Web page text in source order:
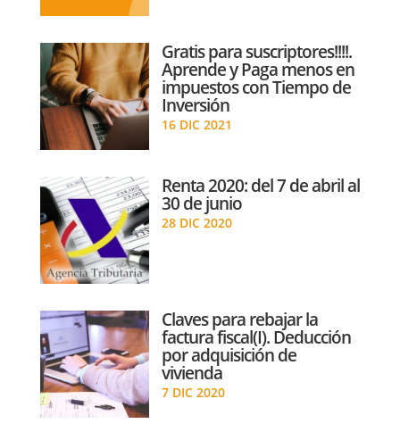
Gratis para suscriptores!!!!.
Aprende y Paga menos en
impuestos con Tiempo de
Inversión
16 DIC 2021
Renta 2020: del 7 de abril al
30 de junio
28 DIC 2020
Claves para rebajar la
factura fiscal(I). Deducción
por adquisición de
vivienda
7 DIC 2020